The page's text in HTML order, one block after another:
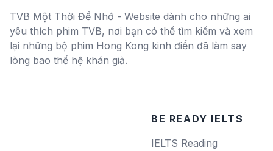
TVB Một Thời Để Nhớ - Website dành cho những ai
yêu thích phim TVB, nơi bạn có thể tìm kiếm và xem
lại những bộ phim Hong Kong kinh điển đã làm say
lòng bao thế hệ khán giả.
BE READY IELTS
IELTS Reading